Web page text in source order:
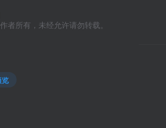
者所有，未经允许请勿转载。
览